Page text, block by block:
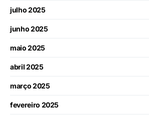
julho 2025
junho 2025
maio 2025
abril 2025
março 2025
fevereiro 2025